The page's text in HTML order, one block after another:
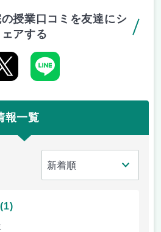
授業口コミを友達にシ
ェアする
報一覧
(1)